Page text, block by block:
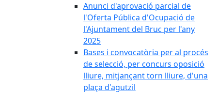
Anunci d'aprovació parcial de
l'Oferta Pública d'Ocupació de
l'Ajuntament del Bruc per l'any
2025
Bases i convocatòria per al procés
de selecció, per concurs oposició
lliure, mitjançant torn lliure, d'una
plaça d'agutzil